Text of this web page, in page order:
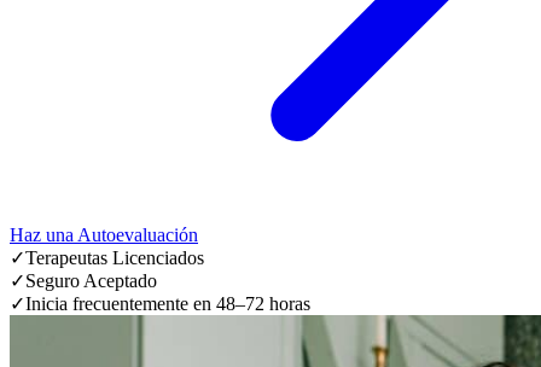
Haz una Autoevaluación
✓Terapeutas Licenciados
✓Seguro Aceptado
✓Inicia frecuentemente en 48–72 horas